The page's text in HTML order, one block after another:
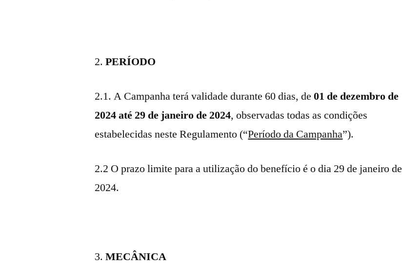
PERÍODO
2.1. A Campanha terá validade durante 60 dias, de01 de dezembro de
2024 até 29 de janeiro de 2024, observadas todas as condições
estabelecidas neste Regulamento (“Período da Campanha”).
2.2 O prazo limite para a utilização do benefício é o dia 29 de janeiro de
2024.
MECÂNICA